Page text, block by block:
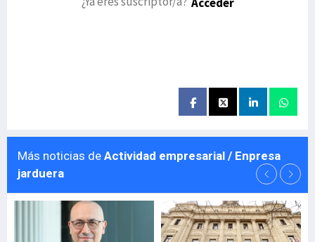
Más noticias de Actividad empresarial / Enpresa
jarduera